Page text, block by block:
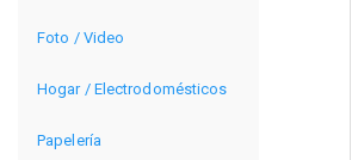
Foto / Video
Hogar / Electrodomésticos
Papelería